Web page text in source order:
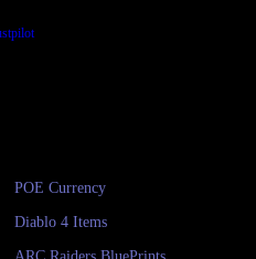
POE Currency
Diablo 4 Items